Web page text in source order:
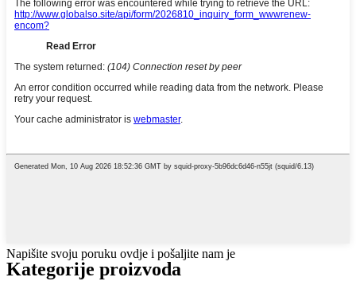
Napišite svoju poruku ovdje i pošaljite nam je
Kategorije proizvoda